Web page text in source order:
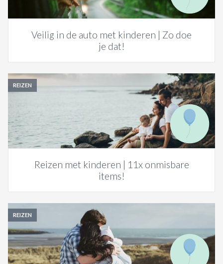
Veilig in de auto met kinderen | Zo doe
je dat!
REIZEN
Reizen met kinderen | 11x onmisbare
items!
REIZEN